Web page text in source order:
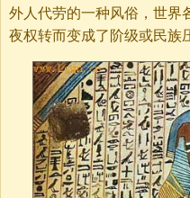
外人代劳的一种风俗，世界
夜权转而变成了阶级或民族